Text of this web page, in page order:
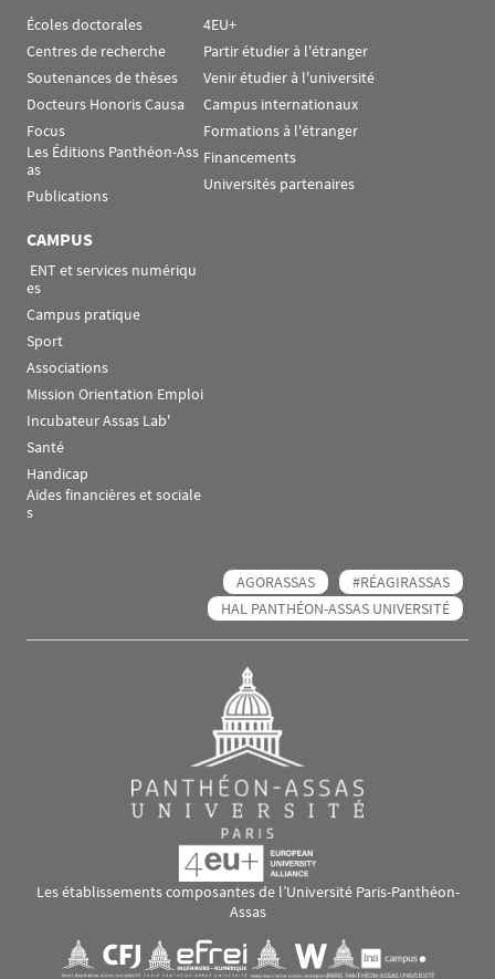
Écoles doctorales
Centres de recherche
Soutenances de thèses
Docteurs Honoris Causa
Focus
Les Éditions Panthéon-Ass
as
Publications
4EU+
Partir étudier à l'étranger
Venir étudier à l'université
Campus internationaux
Formations à l'étranger
Financements
Universités partenaires
CAMPUS
es
Campus pratique
Sport
Associations
Mission Orientation Emploi
Incubateur Assas Lab'
Santé
Handicap
Aides financières et sociale
s
AGORASSAS
#RÉAGIRASSAS
HAL PANTHÉON-ASSAS UNIVERSITÉ
Les établissements composantes de l’Université Paris-Panthéon-
Assas
Visuel svgVisuel svg Visuel svgVisuel svg